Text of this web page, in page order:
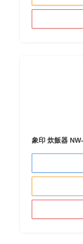
象印 炊飯器